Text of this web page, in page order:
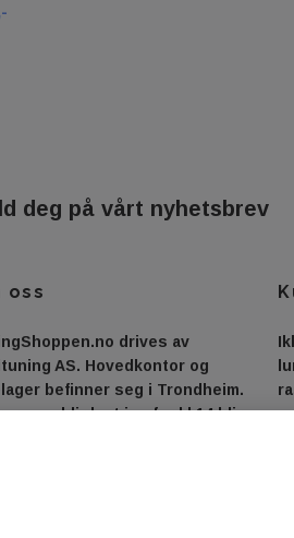
deg på vårt nyhetsbrev
oss
drives av
AS. Hovedkontor og
befinner seg i Trondheim.
som blir lagt inn før kl 14 blir